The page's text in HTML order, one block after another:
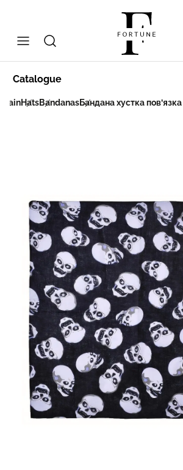
Catalogue
MainHatsBandanasБандана хустка